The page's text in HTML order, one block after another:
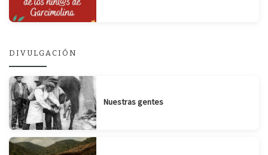
DIVULGACIÓN
Nuestras gentes